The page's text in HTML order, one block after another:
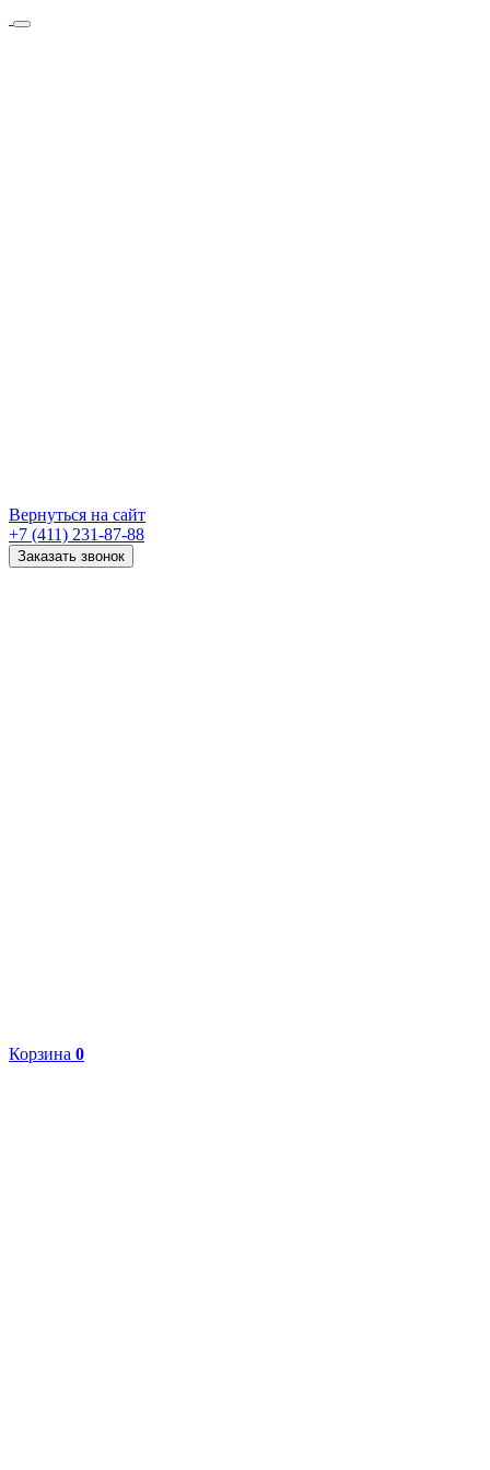
Вернуться на сайт
+7 (411) 231-87-88
Заказать звонок
Корзина 0